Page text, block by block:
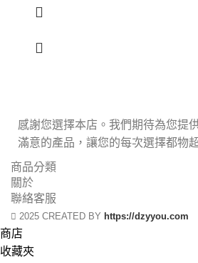
感謝您選擇本店。我們期待為您提
滿意的產品，讓您的每次選擇都物
商品分類
關於
聯絡客服
2025 CREATED BY https://dzyyou.com
商店
收藏夾